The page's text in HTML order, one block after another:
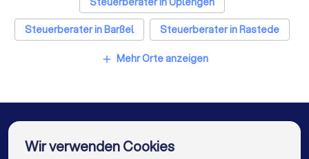
Steuerberater in Barßel
Steuerberater in Rastede
Steuerberater in Edewecht
Steuerberater in Friesoythe
add Mehr Orte anzeigen
Wir verwenden Cookies